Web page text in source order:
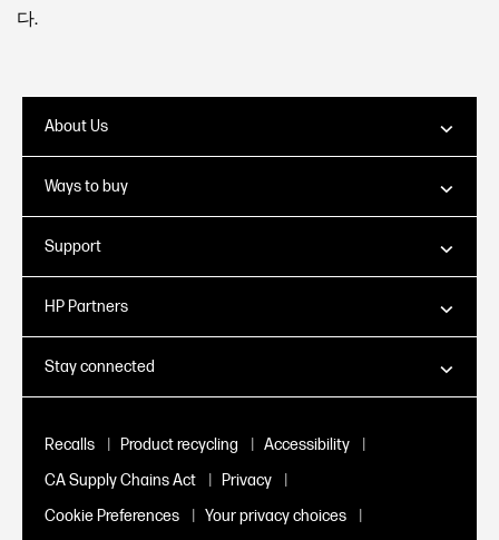
다.
About Us
Ways to buy
Support
HP Partners
Stay connected
Recalls Product recycling Accessibility
CA Supply Chains Act Privacy
Cookie Preferences Your privacy choices